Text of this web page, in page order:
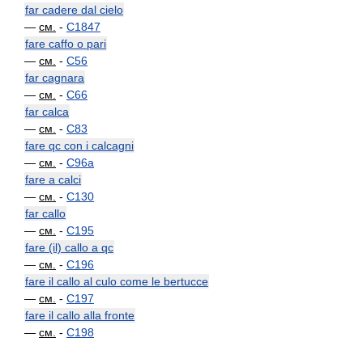
far cadere dal cielo
— см. - C1847
fare caffo o pari
— см. - C56
far cagnara
— см. - C66
far calca
— см. - C83
fare qc con i calcagni
— см. - C96a
fare a calci
— см. - C130
far callo
— см. - C195
fare (il) callo a qc
— см. - C196
fare il callo al culo come le bertucce
— см. - C197
fare il callo alla fronte
— см. - C198